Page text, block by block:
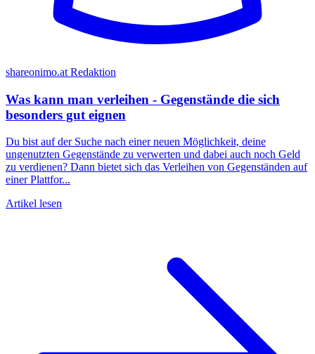
shareonimo.at Redaktion
Was kann man verleihen - Gegenstände die sich
besonders gut eignen
Du bist auf der Suche nach einer neuen Möglichkeit, deine
ungenutzten Gegenstände zu verwerten und dabei auch noch Geld
zu verdienen? Dann bietet sich das Verleihen von Gegenständen auf
einer Plattfor...
Artikel lesen